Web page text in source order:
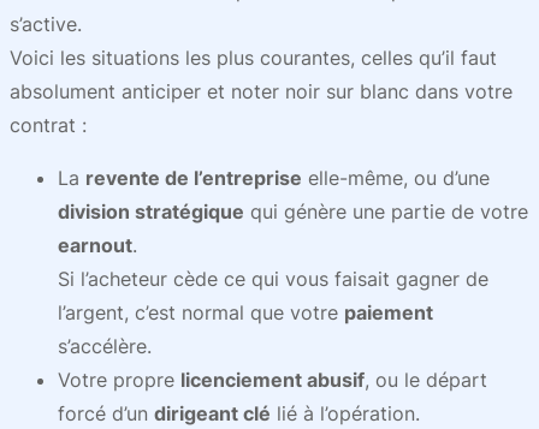
s’active.
Voici les situations les plus courantes, celles qu’il faut
absolument anticiper et noter noir sur blanc dans votre
contrat :
La revente de l’entreprise elle-même, ou d’une
division stratégique qui génère une partie de votre
earnout.
Si l’acheteur cède ce qui vous faisait gagner de
l’argent, c’est normal que votre paiement
s’accélère.
Votre propre licenciement abusif, ou le départ
forcé d’un dirigeant clé lié à l’opération.